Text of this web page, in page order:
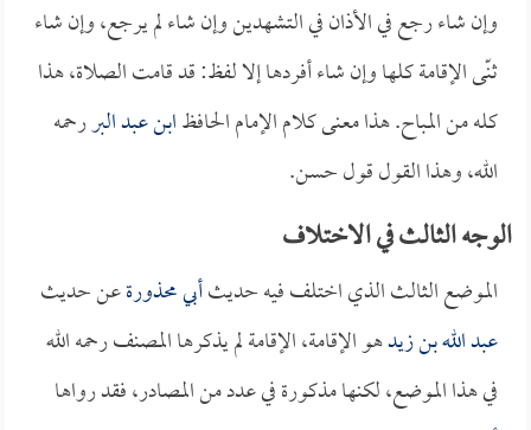
وإن شاء رجع في الأذان في التشهدين وإن شاء لم يرجع، وإن شاء
ثنّى الإقامة كلها وإن شاء أفردها إلا لفظ: قد قامت الصلاة، هذا
كله من المباح. هذا معنى كلام الإمام الحافظابن عبد البررحمه
الله، وهذا القول قول حسن.
الوجه الثالث في الاختلاف
الموضع الثالث الذي اختلف فيه حديثأبي محذورةعن حديث
عبد الله بن زيدهو الإقامة، الإقامة لم يذكرها المصنف رحمه الله
في هذا الموضع، لكنها مذكورة في عدد من المصادر، فقد رواها